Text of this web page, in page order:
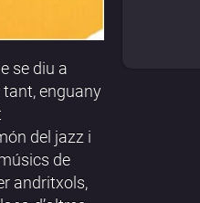
se diu a
tant, enguany
del jazz i
de
andritxols,